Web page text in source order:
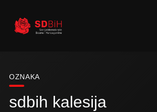
OZNAKA
sdbih kalesija